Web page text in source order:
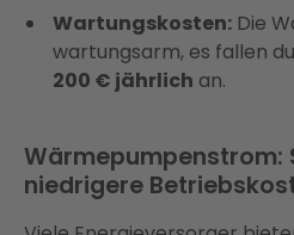
Wartungskosten: Die
wartungsarm, es fallen
200 € jährlich an.
Wärmepumpenstrom:
niedrigere